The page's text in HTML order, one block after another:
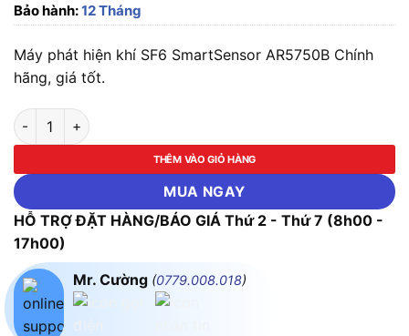
Bảo hành:12 Tháng
Máy phát hiện khí SF6 SmartSensor AR5750B Chính
hãng, giá tốt.
Máy phát hiện khí SF6 SmartSensor AR5750B số lượng
THÊM VÀO GIỎ HÀNG
MUA NGAY
HỖ TRỢ ĐẶT HÀNG/BÁO GIÁ Thứ 2 - Thứ 7 (8h00 -
17h00)
Mr. Cường (0779.008.018)